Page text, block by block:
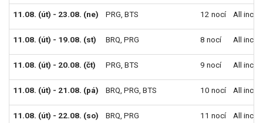
11.08. (út) - 23.08. (ne) PRG BTS 12 nocí All
11.08. (út) - 19.08. (st) BRQ PRG 8 nocí All
11.08. (út) - 20.08. (čt) PRG BTS 9 nocí All
11.08. (út) - 21.08. (pá) BRQ PRG BTS 10 nocí All
11.08. (út) - 22.08. (so) BRQ PRG 11 nocí All